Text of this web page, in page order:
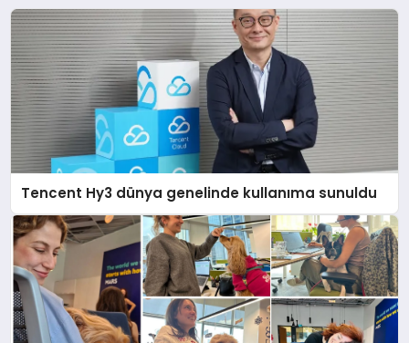
Tencent Hy3 dünya genelinde kullanıma sunuldu